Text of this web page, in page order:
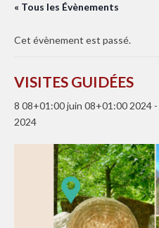
« Tous les Évènements
Cet évènement est passé.
VISITES GUIDÉES
8 08+01:00 juin 08+01:00 2024 -
2024